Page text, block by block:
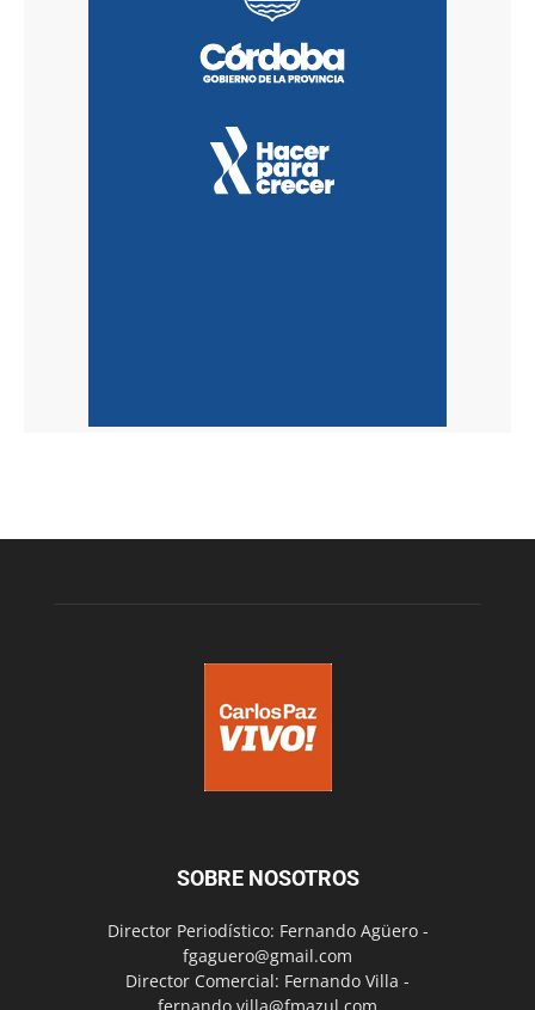
SOBRE NOSOTROS
Director Periodístico: Fernando Agüero -
fgaguero@gmail.com
Director Comercial: Fernando Villa -